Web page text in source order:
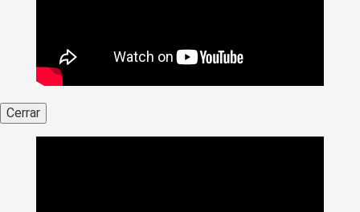
Cerrar